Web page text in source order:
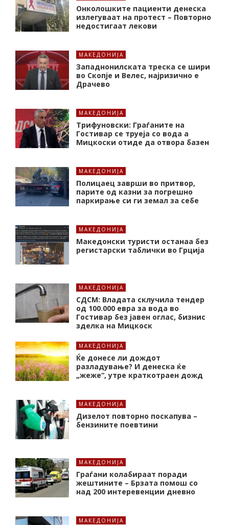
Онколошките пациенти денеска
излегуваат на протест – Повторно
недостигаат лекови
МАКЕДОНИЈА
Западнонилската треска се шири
во Скопје и Велес, најризично е
Драчево
МАКЕДОНИЈА
Трифуновски: Граѓаните на
Гостивар се труеја со вода а
Мицкоски отиде да отвора базен
МАКЕДОНИЈА
Полицаец заврши во притвор,
парите од казни за погрешно
паркирање си ги земал за себе
МАКЕДОНИЈА
Македонски туристи останаа без
регистарски таблички во Грција
МАКЕДОНИЈА
СДСМ: Владата склучила тендер
од 100.000 евра за вода во
Гостивар без јавен оглас, бизнис
зделка на Мицкоск
МАКЕДОНИЈА
Ќе донесе ли дождот
разладување? И денеска ќе
„жеже“, утре краткотраен дожд
МАКЕДОНИЈА
Дизелот повторно поскапува –
бензините поевтини
МАКЕДОНИЈА
Граѓани колабираат поради
жештините – Брзата помош со
над 200 интеревенции дневно
МАКЕДОНИЈА